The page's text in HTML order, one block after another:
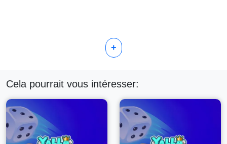
+
Cela pourrait vous intéresser: